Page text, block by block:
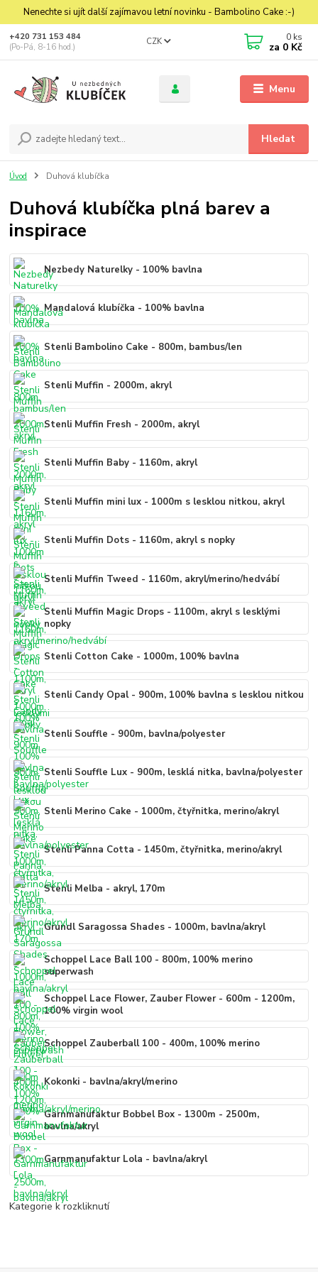
Nenechte si ujít další zajímavou letní novinku - Bambolino Cake :-)
Menu
CZK
Hledat
+420 731 153 484
(Po-Pá, 8-16 hod.)
0 ks
za 0 Kč
Úvod Duhová klubíčka
Duhová klubíčka plná barev a
inspirace
Nezbedy Naturelky - 100% bavlna
Mandalová klubíčka - 100% bavlna
Stenli Bambolino Cake - 800m, bambus/len
Stenli Muffin - 2000m, akryl
Stenli Muffin Fresh - 2000m, akryl
Stenli Muffin Baby - 1160m, akryl
Stenli Muffin mini lux - 1000m s lesklou nitkou, akryl
Stenli Muffin Dots - 1160m, akryl s nopky
Stenli Muffin Tweed - 1160m, akryl/merino/hedvábí
Stenli Muffin Magic Drops - 1100m, akryl s lesklými
nopky
Stenli Cotton Cake - 1000m, 100% bavlna
Stenli Candy Opal - 900m, 100% bavlna s lesklou nitkou
Stenli Souffle - 900m, bavlna/polyester
Stenli Souffle Lux - 900m, lesklá nitka, bavlna/polyester
Stenli Merino Cake - 1000m, čtyřnitka, merino/akryl
Stenli Panna Cotta - 1450m, čtyřnitka, merino/akryl
Stenli Melba - akryl, 170m
Grundl Saragossa Shades - 1000m, bavlna/akryl
Schoppel Lace Ball 100 - 800m, 100% merino
superwash
Schoppel Lace Flower, Zauber Flower - 600m - 1200m,
100% virgin wool
Schoppel Zauberball 100 - 400m, 100% merino
Kokonki - bavlna/akryl/merino
Garnmanufaktur Bobbel Box - 1300m - 2500m,
bavlna/akryl
Garnmanufaktur Lola - bavlna/akryl
Kategorie k rozkliknutí